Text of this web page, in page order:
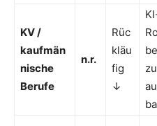
KV /
kaufmän
nische
Berufe
n.r.
Rüc
kläu
fig
↓